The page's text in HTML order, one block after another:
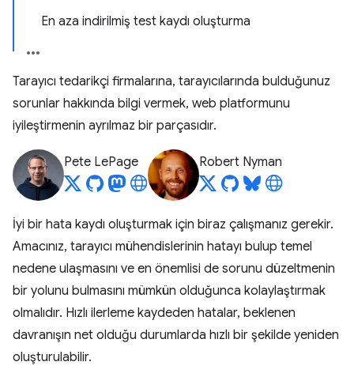
En aza indirilmiş test kaydı oluşturma
Tarayıcı tedarikçi firmalarına, tarayıcılarında bulduğunuz
sorunlar hakkında bilgi vermek, web platformunu
iyileştirmenin ayrılmaz bir parçasıdır.
Pete LePage Robert Nyman
İyi bir hata kaydı oluşturmak için biraz çalışmanız gerekir.
Amacınız, tarayıcı mühendislerinin hatayı bulup temel
nedene ulaşmasını ve en önemlisi de sorunu düzeltmenin
bir yolunu bulmasını mümkün olduğunca kolaylaştırmak
olmalıdır. Hızlı ilerleme kaydeden hatalar, beklenen
davranışın net olduğu durumlarda hızlı bir şekilde yeniden
oluşturulabilir.